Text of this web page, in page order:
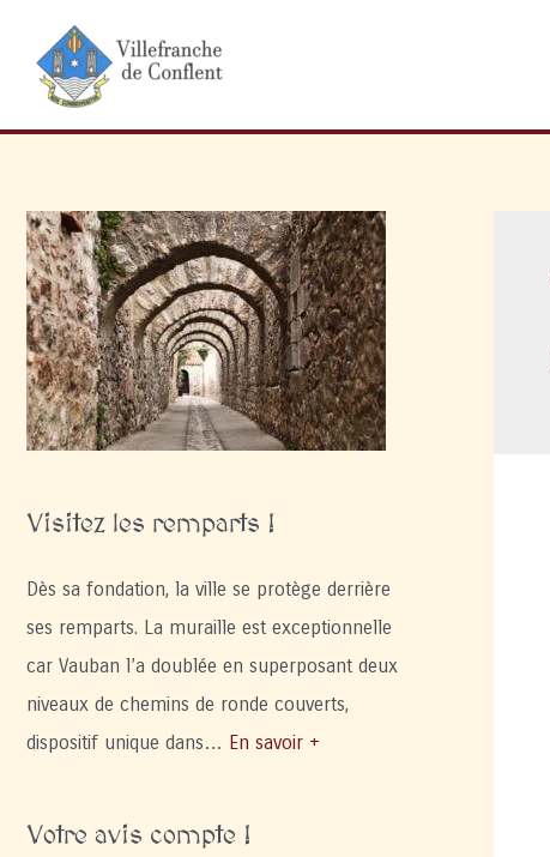
contenu
Visitez les remparts !
Dès sa fondation, la ville se protège derrière
ses remparts. La muraille est exceptionnelle
car Vauban l’a doublée en superposant deux
niveaux de chemins de ronde couverts,
dispositif unique dans… En savoir +
Votre avis compte !